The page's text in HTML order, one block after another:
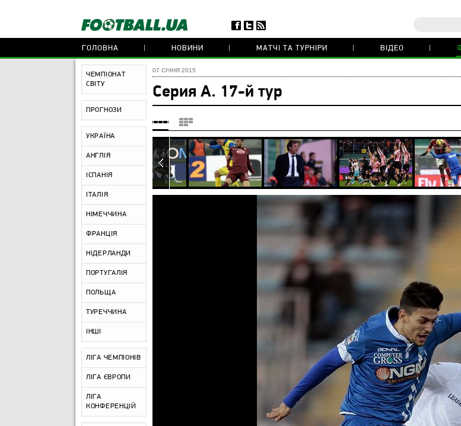
ГОЛОВНА НОВИНИ МАТЧІ ТА ТУРНІРИ ВІДЕО
ЧЕМПІОНАТ
СВІТУ
ПРОГНОЗИ
УКРАЇНА
АНГЛІЯ
ІСПАНІЯ
ІТАЛІЯ
НІМЕЧЧИНА
ФРАНЦІЯ
НІДЕРЛАНДИ
ПОРТУГАЛІЯ
ПОЛЬЩА
ТУРЕЧЧИНА
ІНШІ
ЛІГА ЧЕМПІОНІВ
ЛІГА ЄВРОПИ
ЛІГА
КОНФЕРЕНЦІЙ
07 СІЧНЯ 2015
Серия А. 17-й тур